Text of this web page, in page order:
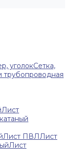
уголокСетка,
трубопроводная
Лист
Лист ПВЛЛист
Лист